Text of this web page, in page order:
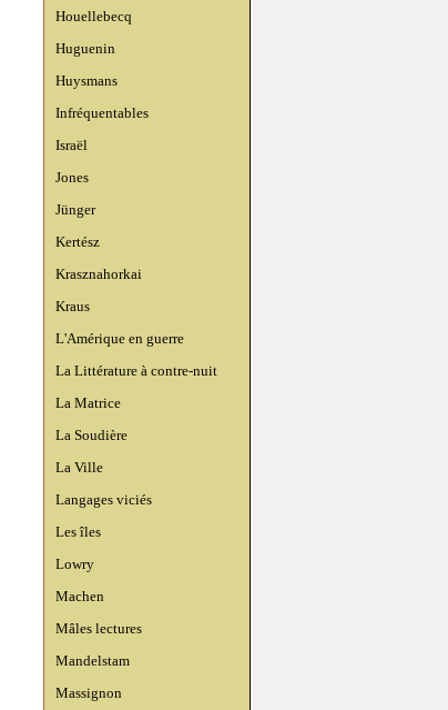
Houellebecq
Huguenin
Huysmans
Infréquentables
Israël
Jones
Jünger
Kertész
Krasznahorkai
Kraus
L'Amérique en guerre
La Littérature à contre-nuit
La Matrice
La Soudière
La Ville
Langages viciés
Les îles
Lowry
Machen
Mâles lectures
Mandelstam
Massignon